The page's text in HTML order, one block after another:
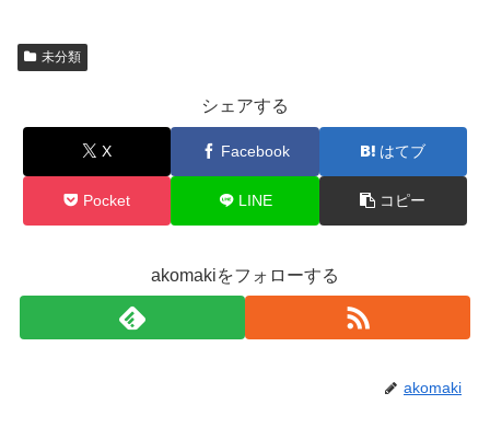
未分類
シェアする
X Facebook はてブ
Pocket LINE コピー
akomakiをフォローする
akomaki